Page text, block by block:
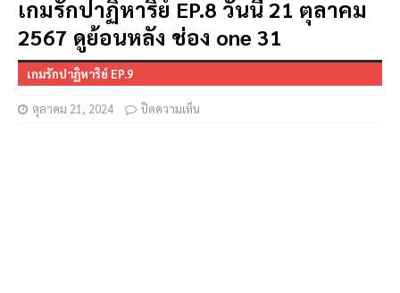
เกมรักปาฏิหาริย์ EP.8 วันนี้ 21 ตุลาคม
2567 ดูย้อนหลัง ช่อง one 31
เกมรักปาฏิหาริย์ EP.9
ตุลาคม 21, 2024 ปิดความเห็น